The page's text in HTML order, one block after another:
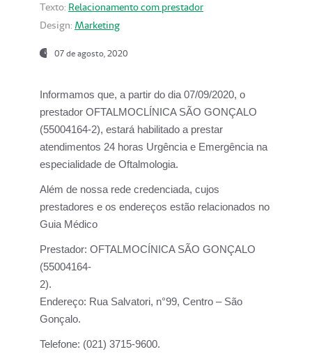
Texto: Relacionamento com prestador
Design: Marketing
07 de agosto, 2020
Informamos que, a partir do dia 07/09/2020, o
prestador OFTALMOCLÍNICA SÃO GONÇALO
(55004164-2), estará habilitado a prestar
atendimentos 24 horas Urgência e Emergência na
especialidade de Oftalmologia.
Além de nossa rede credenciada, cujos
prestadores e os endereços estão relacionados no
Guia Médico
Prestador: OFTALMOCÍNICA SÃO GONÇALO
(55004164-
2).
Endereço: Rua Salvatori, n°99, Centro – São
Gonçalo.
Telefone: (021) 3715-9600.